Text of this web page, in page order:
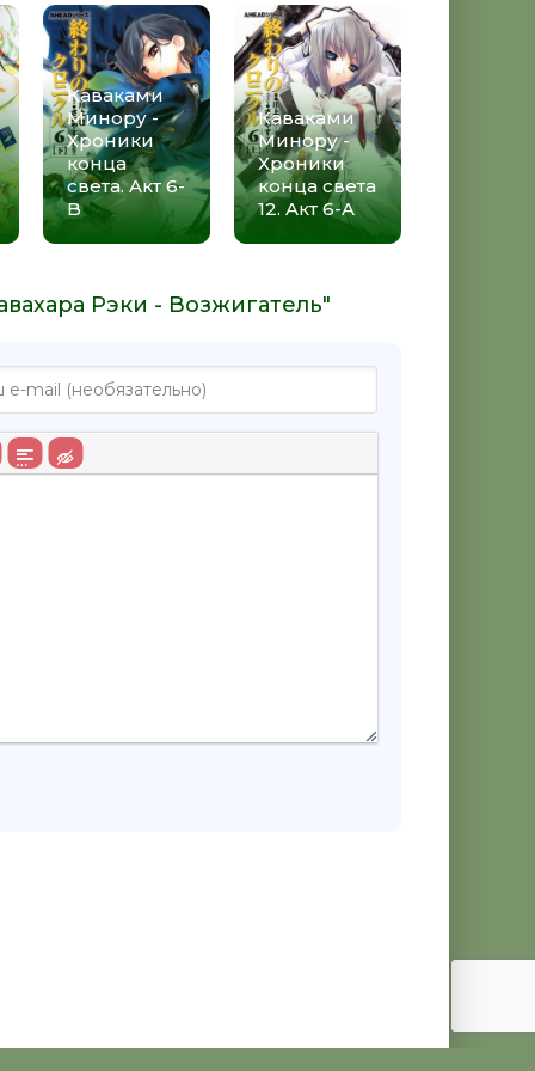
Каваками
Минору -
Хроники
конца
света. Aкт 6-
B
Каваками
Минору -
Хроники
конца света
12. Aкт 6-A
Рэки - Возжигатель"